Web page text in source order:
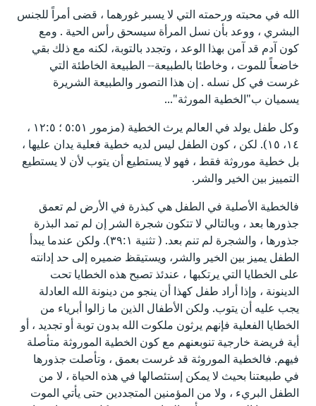
الله في محبته ورحمته التي لا يسبر غورهما ، قضى أمراً للجنس
البشري ، ووعد بأن نسل المرأة سيسحق رأس الحية . ومع
كون آدم قد آمن بهذا الوعد ، وتجدد بالتوبة، لكنه مع ذلك بقي
خاضعاً للموت ، وخاطئا بالطبيعة-- الطبيعة الخاطئة التي
غرست في كل نسله . إن هذا التصور والطبيعة الشريرة
يسميان ب"الخطية المورثة"...
وكل طفل يولد في العالم يرث الخطية (مزمور ٥:٥١ ؛ ١٢:٥ ،
١٤، ١٥). لكن ، كون الطفل ليس لديه خطية فعلية يدان عليها ،
بل خطية موروثة فقط ، فهو لا يستطيع أن يتوب لأن لا يستطيع
التمييز بين الخير والشر.
فالخطية الأصلية في الطفل هي كبذرة في الأرض لم تعمق
جذورها بعد ، وبالتالي لا تتكون شجرة الشر إن لم تمد البذرة
جذورها ، والشجرة لم تنم بعد. ( تثنية ٣٩:١). ولكن عندما يبدأ
الطفل يميز بين الخير والشر، ويستيقظ ضميره إلى حد إدانته
على الخطايا التي يرتكبها ، عندئذ تصبح هذه الخطايا تحت
الدينونة ، وإذا أراد طفل كهذا أن ينجو من دينونة الله العادلة
يجب عليه أن يتوب. ولكن الأطفال الذين ما زالوا أبرياء من
الخطايا الفعلية فإنهم يرثون ملكوت الله بدون توبة أو تجديد ، أو
أية فريضة خارجية تنوبعنهم مع كون الخطية الموروثة متأصلة
فيهم. فالخطية الموروثة قد غرست بعمق ، وتأصلت جذورها
في طبيعتنا بحيث لا يمكن إستئصالها في هذه الحياة ، لا من
الطفل البريء ، ولا من المؤمنين المتجددين حتى يأتي الموت